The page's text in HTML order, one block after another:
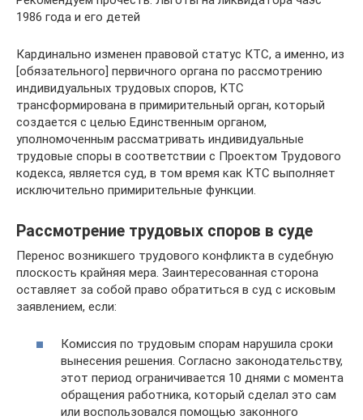
1986 года и его детей
Кардинально изменен правовой статус КТС, а именно, из
[обязательного] первичного органа по рассмотрению
индивидуальных трудовых споров, КТС
трансформирована в примирительный орган, который
создается с целью Единственным органом,
уполномоченным рассматривать индивидуальные
трудовые споры в соответствии с Проектом Трудового
кодекса, является суд, в том время как КТС выполняет
исключительно примирительные функции.
Рассмотрение трудовых споров в суде
Перенос возникшего трудового конфликта в судебную
плоскость крайняя мера. Заинтересованная сторона
оставляет за собой право обратиться в суд с исковым
заявлением, если:
Комиссия по трудовым спорам нарушила сроки
вынесения решения. Согласно законодательству,
этот период ограничивается 10 днями с момента
обращения работника, который сделал это сам
или воспользовался помощью законного